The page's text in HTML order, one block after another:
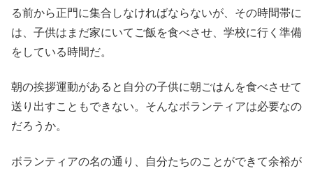
る前から正門に集合しなければならないが、その時間帯に
は、子供はまだ家にいてご飯を食べさせ、学校に行く準備
をしている時間だ。
朝の挨拶運動があると自分の子供に朝ごはんを食べさせて
送り出すこともできない。そんなボランティアは必要なの
だろうか。
ボランティアの名の通り、自分たちのことができて余裕が